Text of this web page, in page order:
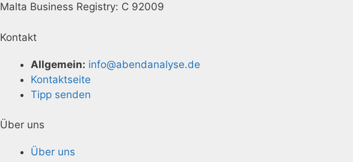
Malta Business Registry: C 92009
Kontakt
Allgemein: info@abendanalyse.de
Kontaktseite
Tipp senden
Über uns
Über uns